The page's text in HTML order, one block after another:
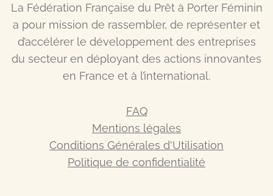
La Fédération Française du Prêt à Porter Féminin
a pour mission de rassembler, de représenter et
d’accélérer le développement des entreprises
du secteur en déployant des actions innovantes
en France et à l’international.
FAQ
Mentions légales
Conditions Générales d'Utilisation
Politique de confidentialité